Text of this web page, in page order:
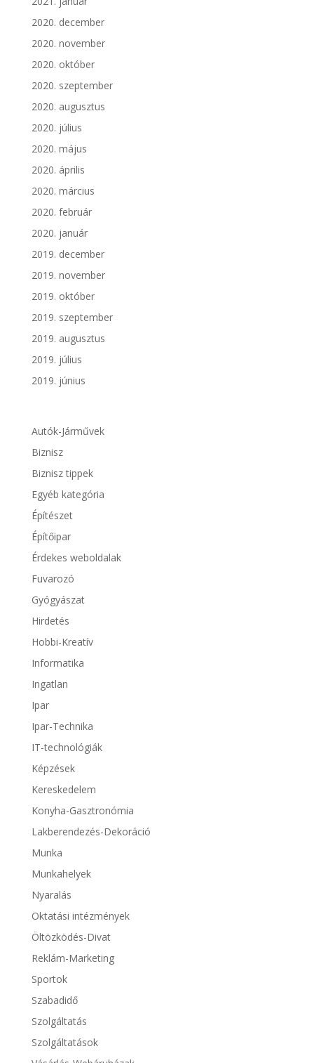
2020. december
2020. november
2020. október
2020. szeptember
2020. augusztus
2020. július
2020. május
2020. április
2020. március
2020. február
2020. január
2019. december
2019. november
2019. október
2019. szeptember
2019. augusztus
2019. július
2019. június
Autók-Járművek
Biznisz
Biznisz tippek
Egyéb kategória
Építészet
Építőipar
Érdekes weboldalak
Fuvarozó
Gyógyászat
Hirdetés
Hobbi-Kreatív
Informatika
Ingatlan
Ipar
Ipar-Technika
IT-technológiák
Képzések
Kereskedelem
Konyha-Gasztronómia
Lakberendezés-Dekoráció
Munka
Munkahelyek
Nyaralás
Oktatási intézmények
Öltözködés-Divat
Reklám-Marketing
Sportok
Szabadidő
Szolgáltatás
Szolgáltatások